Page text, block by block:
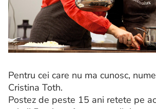
Pentru cei care nu ma cunosc,
Cristina Toth.
Postez de peste 15 ani retete pe